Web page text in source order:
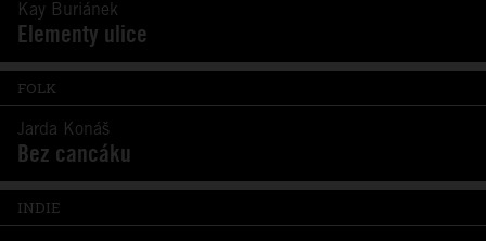
Kay Buriánek
Elementy ulice
FOLK
Jarda Konáš
Bez cancáku
INDIE